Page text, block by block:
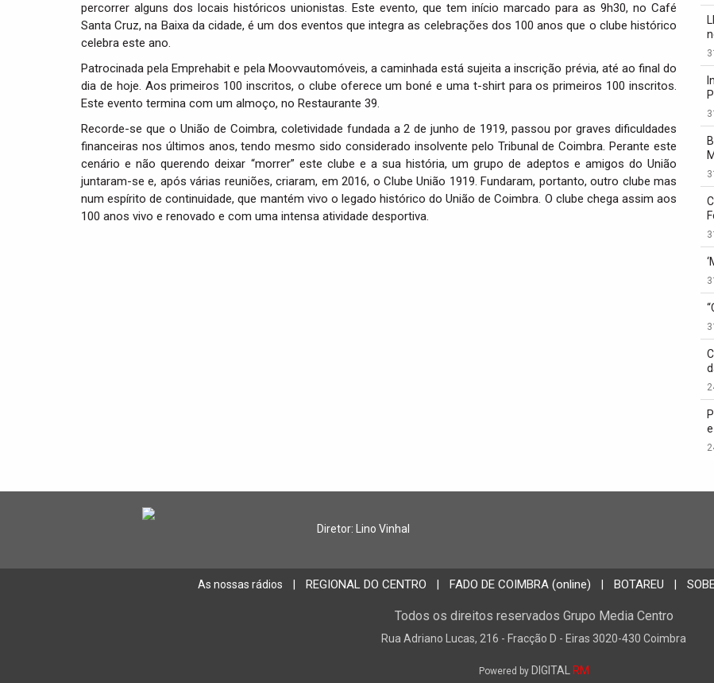
percorrer alguns dos locais históricos unionistas. Este evento, que tem início marcado para as 9h30, no Café
Santa Cruz, na Baixa da cidade, é um dos eventos que integra as celebrações dos 100 anos que o clube histórico
celebra este ano.
Patrocinada pela Emprehabit e pela Moovvautomóveis, a caminhada está sujeita a inscrição prévia, até ao final do
dia de hoje. Aos primeiros 100 inscritos, o clube oferece um boné e uma t-shirt para os primeiros 100 inscritos.
Este evento termina com um almoço, no Restaurante 39.
Recorde-se que o União de Coimbra, coletividade fundada a 2 de junho de 1919, passou por graves dificuldades
financeiras nos últimos anos, tendo mesmo sido considerado insolvente pelo Tribunal de Coimbra. Perante este
cenário e não querendo deixar “morrer” este clube e a sua história, um grupo de adeptos e amigos do União
juntaram-se e, após várias reuniões, criaram, em 2016, o Clube União 1919. Fundaram, portanto, outro clube mas
num espírito de continuidade, que mantém vivo o legado histórico do União de Coimbra. O clube chega assim aos
100 anos vivo e renovado e com uma intensa atividade desportiva.
Diretor: Lino Vinhal
As nossas rádios | REGIONAL DO CENTRO | FADO DE COIMBRA (online) | BOTAREU |
Todos os direitos reservados Grupo Media Centro
Rua Adriano Lucas, 216 - Fracção D - Eiras 3020-430 Coimbra
Powered byDIGITAL RM